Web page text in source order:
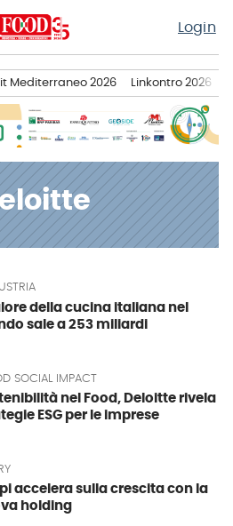
Login
Mediterraneo 2026 Linkontro 2026
della cucina italiana nel
sale a 253 miliardi
SOCIAL IMPACT
nel Food, Deloitte rivela
ESG per le imprese
accelera sulla crescita con la
holding